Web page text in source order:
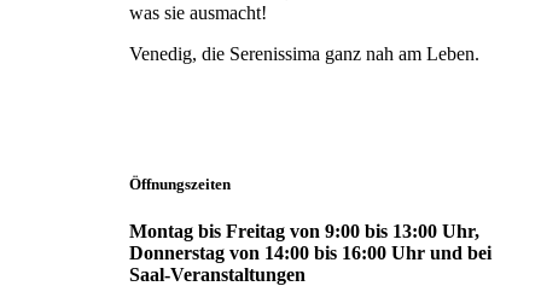
was sie ausmacht!
Venedig, die Serenissima ganz nah am Leben.
Öffnungszeiten
Montag bis Freitag von 9:00 bis 13:00 Uhr,
Donnerstag von 14:00 bis 16:00 Uhr und bei
Saal-Veranstaltungen